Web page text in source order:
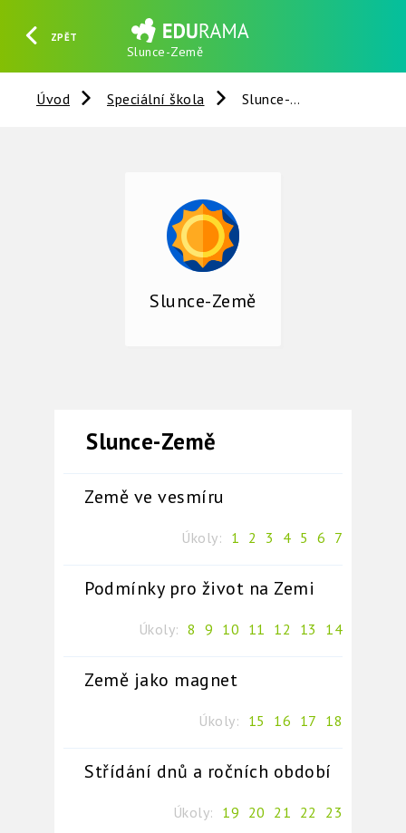
ZPĚT
Slunce-Země
HLEDAT REGISTROVAT
Úvod Speciální škola Slunce-Země
Slunce-Země
Slunce-Země
Země ve vesmíru
Úkoly: 1 2 3 4 5 6 7
Podmínky pro život na Zemi
Úkoly: 8 9 10 11 12 13 14
Země jako magnet
Úkoly: 15 16 17 18
Střídání dnů a ročních období
Úkoly: 19 20 21 22 23